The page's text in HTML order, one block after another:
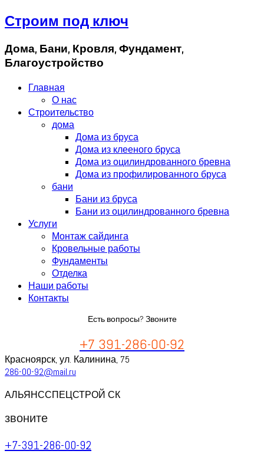
Строим под ключ
Дома, Бани, Кровля, Фундамент,
Благоустройство
Главная
О нас
Строительство
дома
Дома из бруса
Дома из клееного бруса
Дома из оцилиндрованного бревна
Дома из профилированного бруса
бани
Бани из бруса
Бани из оцилиндрованного бревна
Услуги
Монтаж сайдинга
Кровельные работы
Фундаменты
Отделка
Наши работы
Контакты
Есть вопросы? Звоните
+7 391-286-00-92
Красноярск, ул. Калинина, 75
286-00-92@mail.ru
АЛЬЯНССПЕЦСТРОЙ СК
звоните
+7-391-286-00-92